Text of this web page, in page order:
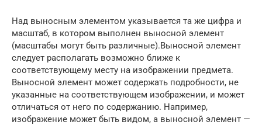
Над выносным элементом указывается та же цифра и
масштаб, в котором выполнен выносной элемент
(масштабы могут быть различные).Выносной элемент
следует располагать возможно ближе к
соответствующему месту на изображении предмета.
Выносной элемент может содержать подробности, не
указанные на соответствующем изображении, и может
отличаться от него по содержанию. Например,
изображение может быть видом, а выносной элемент —